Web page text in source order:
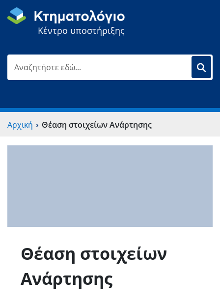
Κέντρο υποστήριξης
Αρχική › Θέαση στοιχείων Ανάρτησης
Θέαση στοιχείων
Ανάρτησης